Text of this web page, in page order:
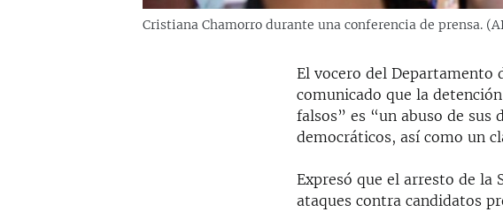
Cristiana Chamorro durante una conferencia de prensa.
El vocero del Departamento
comunicado que la
falsos” es “un abuso de sus
democráticos, así como un
Expresó que el arresto de la
ataques contra candidatos